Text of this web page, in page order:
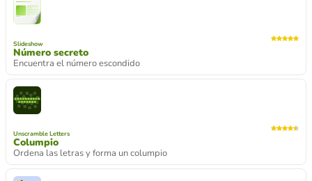
Slideshow
Número secreto
Encuentra el número escondido
Unscramble Letters
Columpio
Ordena las letras y forma un columpio